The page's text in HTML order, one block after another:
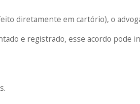
diretamente em cartório), o
e registrado, esse acordo pode